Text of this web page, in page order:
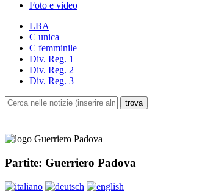
Foto e video
LBA
C unica
C femminile
Div. Reg. 1
Div. Reg. 2
Div. Reg. 3
Partite: Guerriero Padova